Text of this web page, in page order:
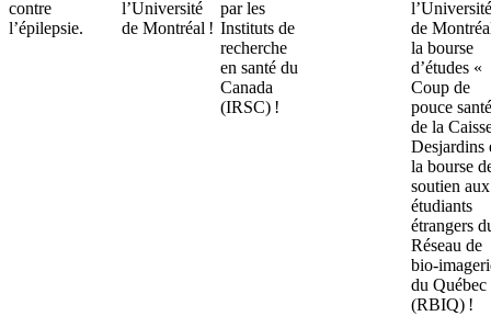
contre
l’épilepsie.
l’Université
de Montréal !
par les
Instituts de
recherche
en santé du
Canada
(IRSC) !
l’Université
de
la bourse
d’études «
Coup de
pouce
de la
Desjardins
la bourse
soutien aux
étudiants
étrangers
Réseau de
bio-
du Québec
(RBIQ) !